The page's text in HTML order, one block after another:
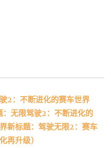
2：不断进化的赛车世界
无限驾驶2：不断进化的
新标题：驾驶无限2：赛车
再升级)